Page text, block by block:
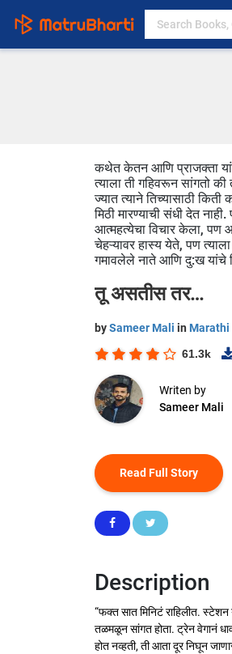
कथेत केतन आणि प्राजक्ता
त्याला ती गहिवरून सांगतो
ज्यात त्याने तिच्यासाठी
मिठी मारण्याची संधी देत
आत्महत्येचा विचार केला, पण
चेहऱ्यावर हास्य येते, पण
गमावलेले नाते आणि दु:ख यांचे
तू असतीस तर…
bySameer Mali in Marathi
61.3k
Writen by
Sameer Mali
Read Full Story
Description
“फक्त सात मिनिटं राहिलीत.
तळमळून सांगत होता. ट्रेन वेगानं
होत नव्हती, ती आता दूर निघून